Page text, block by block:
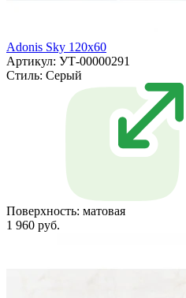
Adonis Sky 120x60
Артикул: УТ-00000291
Стиль: Серый
Поверхность: матовая
1 960 руб.